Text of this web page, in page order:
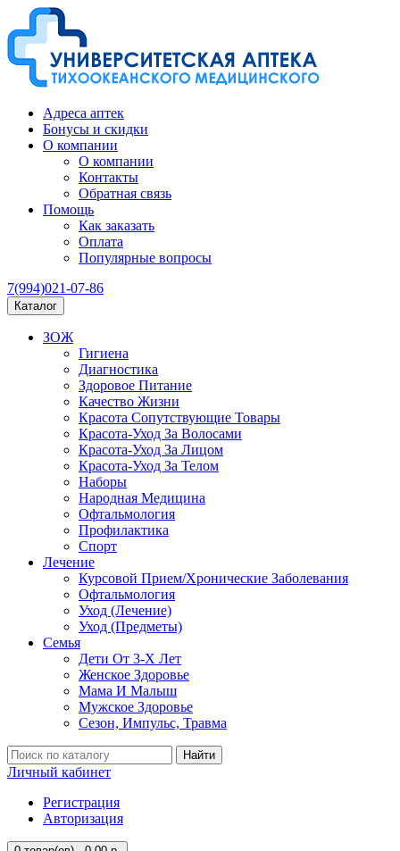
Адреса аптек
Бонусы и скидки
О компании
О компании
Контакты
Обратная связь
Помощь
Как заказать
Оплата
Популярные вопросы
7(994)021-07-86
Каталог
ЗОЖ
Гигиена
Диагностика
Здоровое Питание
Качество Жизни
Красота Сопутствующие Товары
Красота-Уход За Волосами
Красота-Уход За Лицом
Красота-Уход За Телом
Наборы
Народная Медицина
Офтальмология
Профилактика
Спорт
Лечение
Курсовой Прием/Хронические Заболевания
Офтальмология
Уход (Лечение)
Уход (Предметы)
Семья
Дети От 3-Х Лет
Женское Здоровье
Мама И Малыш
Мужское Здоровье
Сезон, Импульс, Травма
Найти
Личный кабинет
Регистрация
Авторизация